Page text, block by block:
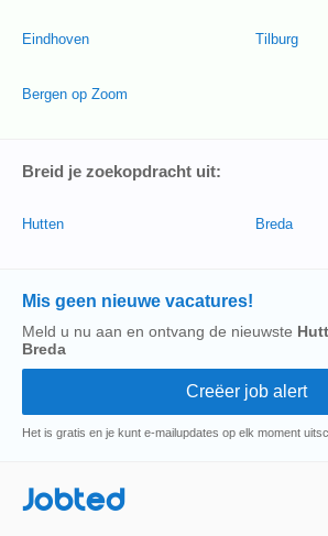
Eindhoven
Bergen op Zoom
Tilburg
Breid je zoekopdracht uit:
Hutten Breda
Mis geen nieuwe vacatures!
Meld u nu aan en ontvang de nieuwste
Breda
Het is gratis en je kunt e-mailupdates op elk moment
Jobted